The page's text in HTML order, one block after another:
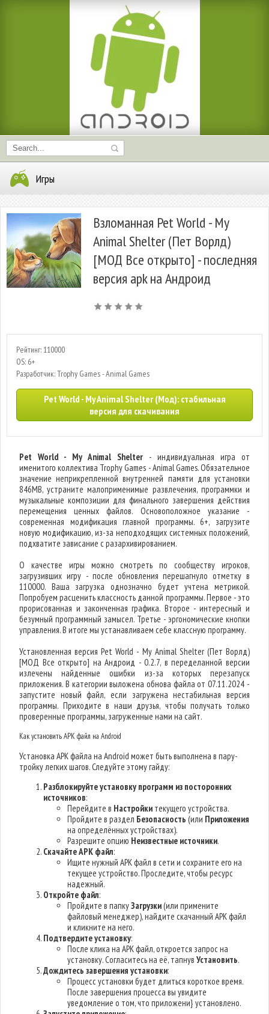
Игры
Взломанная Pet World - My
Animal Shelter (Пет Ворлд)
[МОД Все открыто] - последняя
версия apk на Андроид
Рейтинг: 110000
OS: 6+
Разработчик: Trophy Games - Animal Games
Pet World - My Animal Shelter (Мод): стабильная
версия для скачивания
Pet World - My Animal Shelter- индивидуальная игра от
именитого коллектива Trophy Games - Animal Games. Обязательное
значение неприкрепленной внутренней памяти для установки
846MB, устраните малоприменимые развлечения, программки и
музыкальные композиции для финального завершения действия
перемещения ценных файлов. Основоположное указание -
современная модификация главной программы. 6+, загрузите
новую модификацию, из-за неподходящих системных положений,
подхватите зависание с разархивированием.
О качестве игры можно смотреть по сообществу игроков,
загрузивших игру - после обновления перешагнуло отметку в
110000. Ваша загрузка однозначно будет учтена метрикой.
Попробуем расценить классность данной программы. Первое - это
прорисованная и законченная графика. Второе - интересный и
безумный программный замысел. Третье - эргономические кнопки
управления. В итоге мы устанавливаем себе классную программу.
Установленная версия Pet World - My Animal Shelter (Пет Ворлд)
[МОД Все открыто] на Андроид - 0.2.7, в переделанной версии
излечены найденные ошибки из-за которых перезапуск
приложения. В категории выложена обнова файла от 07.11.2024 -
запустите новый файл, если загружена нестабильная версия
программы. Приходите в наши друзья, чтобы получать только
проверенные программы, загруженные нами на сайт.
Как установить APK файл на Android
Установка APK файла на Android может быть выполнена в пару-
тройку легких шагов. Следуйте этому гайду:
Разблокируйте установку программ из посторонних
источников:
Перейдите в Настройки текущего устройства.
Пройдите в раздел Безопасность (или Приложения
на определённых устройствах).
Разрешите опцию Неизвестные источники.
Скачайте APK файл:
Ищите нужный APK файл в сети и сохраните его на
текущее устройство. Проследите, чтобы ресурс
надежный.
Откройте файл:
Пройдите в папкуЗагрузки(или примените
файловый менеджер), найдите скачанный APK файл
и кликните на него.
Подтвердите установку:
После клика на APK файл, откроется запрос на
установку. Согласитесь на её, тапнувУстановить.
Дождитесь завершения установки:
Процесс установки будет длиться короткое время.
После завершения процесса вы увидите
уведомление о том, что приложени} установлено.